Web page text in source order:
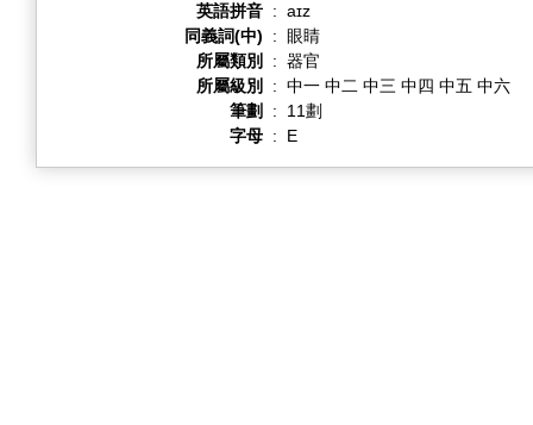
英語拼音 : aɪz
同義詞(中)
:
眼睛
所屬類別
: 器官
所屬級別
: 中一 中二 中三 中四 中五 中六
筆劃
:
11劃
字母 : E